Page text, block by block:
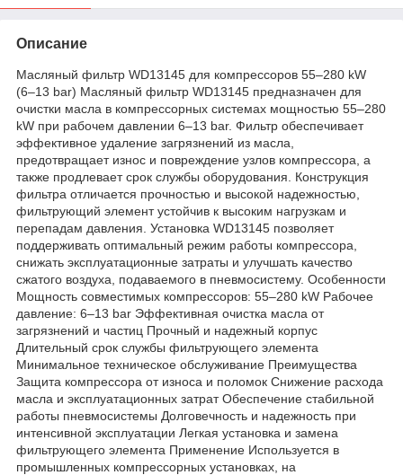
Описание
Масляный фильтр WD13145 для компрессоров 55–280 kW
(6–13 bar) Масляный фильтр WD13145 предназначен для
очистки масла в компрессорных системах мощностью 55–280
kW при рабочем давлении 6–13 bar. Фильтр обеспечивает
эффективное удаление загрязнений из масла,
предотвращает износ и повреждение узлов компрессора, а
также продлевает срок службы оборудования. Конструкция
фильтра отличается прочностью и высокой надежностью,
фильтрующий элемент устойчив к высоким нагрузкам и
перепадам давления. Установка WD13145 позволяет
поддерживать оптимальный режим работы компрессора,
снижать эксплуатационные затраты и улучшать качество
сжатого воздуха, подаваемого в пневмосистему. Особенности
Мощность совместимых компрессоров: 55–280 kW Рабочее
давление: 6–13 bar Эффективная очистка масла от
загрязнений и частиц Прочный и надежный корпус
Длительный срок службы фильтрующего элемента
Минимальное техническое обслуживание Преимущества
Защита компрессора от износа и поломок Снижение расхода
масла и эксплуатационных затрат Обеспечение стабильной
работы пневмосистемы Долговечность и надежность при
интенсивной эксплуатации Легкая установка и замена
фильтрующего элемента Применение Используется в
промышленных компрессорных установках, на